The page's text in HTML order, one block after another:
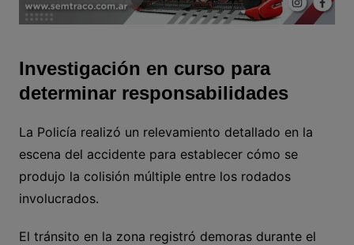
Investigación en curso para
determinar responsabilidades
La Policía realizó un relevamiento detallado en la
escena del accidente para establecer cómo se
produjo la colisión múltiple entre los rodados
involucrados.
El tránsito en la zona registró demoras durante el